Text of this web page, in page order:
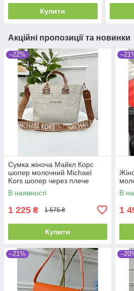
Купити
Акційні пропозиції та новинки
–22%
Сумка жіноча Майкл Корс
шопер молочний Michael
Kors шопер через плече
В наявності
1 225 ₴ 1 575 ₴
Купити
В
1
–21%